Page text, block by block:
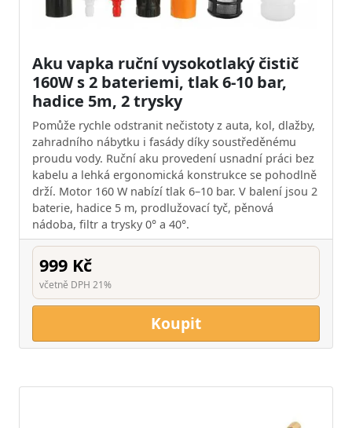
Aku vapka ruční vysokotlaký čistič
160W s 2 bateriemi, tlak 6-10 bar,
hadice 5m, 2 trysky
Pomůže rychle odstranit nečistoty z auta, kol, dlažby,
zahradního nábytku i fasády díky soustředěnému
proudu vody. Ruční aku provedení usnadní práci bez
kabelu a lehká ergonomická konstrukce se pohodlně
drží. Motor 160 W nabízí tlak 6–10 bar. V balení jsou 2
baterie, hadice 5 m, prodlužovací tyč, pěnová
nádoba, filtr a trysky 0° a 40°.
999 Kč
včetně DPH 21%
Koupit